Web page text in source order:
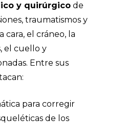
y quirúrgico de
traumatismos y
cara, el cráneo, la
el cuello y
Entre sus
para corregir
de los